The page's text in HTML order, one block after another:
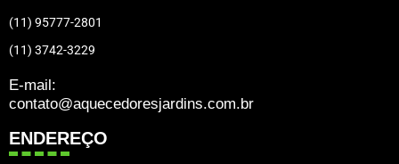
(11) 95777-2801
(11) 3742-3229
E-mail:
contato@aquecedoresjardins.com.br
ENDEREÇO